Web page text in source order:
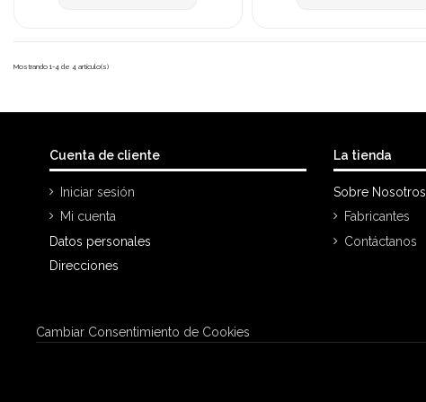
Mostrando 1-4 de 4 artículo(s)
Cuenta de cliente
Iniciar sesión
Mi cuenta
Datos personales
Direcciones
La tienda
Sobre Nosotros
Fabricantes
Contáctanos
Cambiar Consentimiento de Cookies